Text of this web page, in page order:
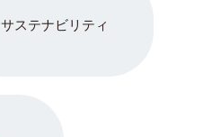
サステナビリティ